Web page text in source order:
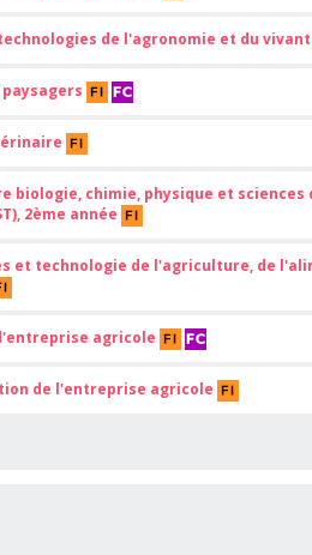
de l'agronomie et du vivant
biologie, chimie, physique et sciences
2ème année
et technologie de l'agriculture, de
agricole
de l'entreprise agricole